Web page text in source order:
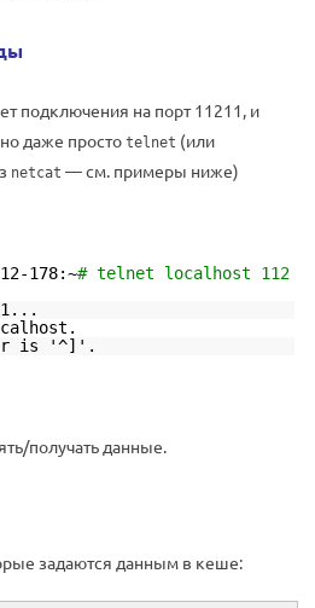
подключения на порт 11211, и
даже просто telnet (или
netcat — см. примеры ниже)
178:~# telnet localhost 112
is '^]'.
получать данные.
задаются данным в кеше: